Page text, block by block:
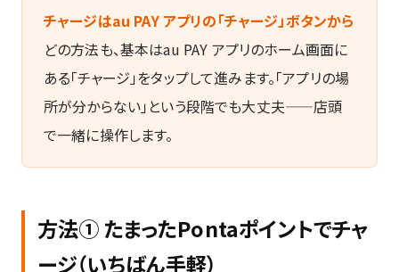
チャージはau PAY アプリの「チャージ」ボタンから
どの方法も、基本はau PAY アプリのホーム画面に
ある「チャージ」をタップして進みます。「アプリの場
所が分からない」という段階でも大丈夫——店頭
で一緒に操作します。
方法① たまったPontaポイントでチャ
ージ（いちばん手軽）